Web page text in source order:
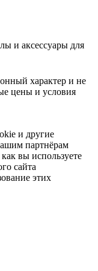
и аксессуары для
характер и не
цены и условия
и другие
партнёрам
вы используете
сайта
этих